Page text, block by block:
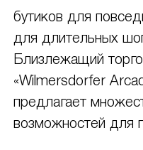
бутиков для
для длительных
Близлежащий
«Wilmersdorfer
предлагает
возможностей для